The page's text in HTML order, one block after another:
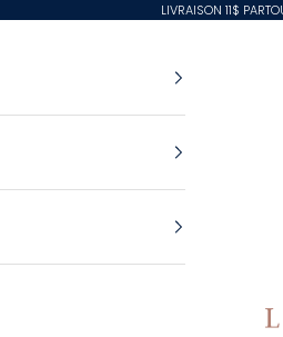
LIVRAISON 11$